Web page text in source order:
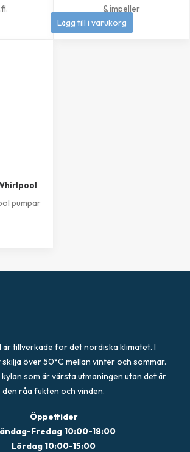
& impeller
1 049kr
Lägg till i varukorg
pumpar
är tillverkade för det nordiska klimatet. I
över 50°C mellan vinter och sommar.
som är värsta utmaningen utan det är
den råa fukten och vinden.
Öppettider
Fredag 10:00-18:00
Lördag 10:00-15:00